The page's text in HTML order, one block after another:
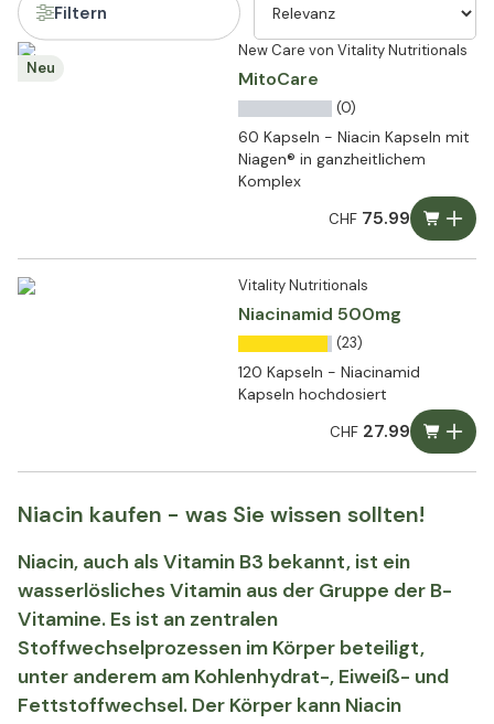
Filtern
Neu
New Care von Vitality Nutritionals
MitoCare
(0)
60 Kapseln - Niacin Kapseln mit
Niagen® in ganzheitlichem
Komplex
CHF75.99
Vitality Nutritionals
Niacinamid 500mg
(23)
120 Kapseln - Niacinamid
Kapseln hochdosiert
CHF27.99
Niacin kaufen - was Sie wissen sollten!
Niacin, auch als Vitamin B3 bekannt, ist ein
wasserlösliches Vitamin aus der Gruppe der B-
Vitamine. Es ist an zentralen
Stoffwechselprozessen im Körper beteiligt,
unter anderem am Kohlenhydrat-, Eiweiß- und
Fettstoffwechsel. Der Körper kann Niacin